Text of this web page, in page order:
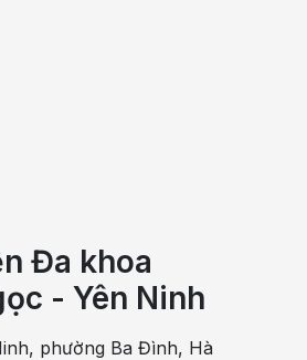
Đa khoa
- Yên Ninh
phường Ba Đình, Hà